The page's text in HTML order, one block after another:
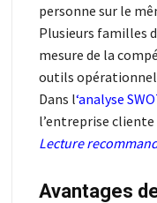
personne sur le
Plusieurs familles
mesure de la
outils
Dans l‘analyse
l’entreprise cliente
Lecture
Avantages